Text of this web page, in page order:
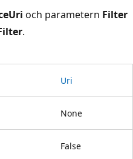
och parametern Filter
.
Uri
None
False